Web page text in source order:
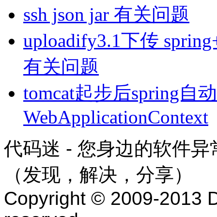
ssh json jar 有关问题
uploadify3.1下传
有关问题
tomcat起步后spring自
WebApplicationContext
代码迷 - 您身边的软件
（发现，解决，分享）
Copyright © 2009-2013